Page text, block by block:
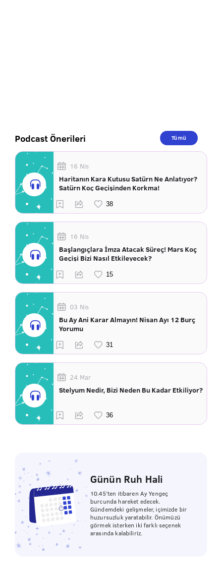
Podcast Önerileri Tümü
16 Nis
Haritanın Kara Kutusu Satürn Ne Anlatıyor?
Satürn Koç Geçişinden Korkma!
16 Nis
Başlangıçlara İmza Atacak Süreç! Mars Koç
Geçişi Bizi Nasıl Etkileyecek?
03 Nis
Bu Ay Ani Karar Almayın! Nisan Ayı 12 Burç
Yorumu
24 Mar
Stelyum Nedir, Bizi Neden Bu Kadar Etkiliyor?
Günün Ruh Hali
10.45’ten itibaren Ay Yengeç
burcunda hareket edecek.
Gündemdeki gelişmeler, içimizde bir
huzursuzluk yaratabilir. Önümüzü
görmek isterken iki farklı seçenek
arasında kalabiliriz.